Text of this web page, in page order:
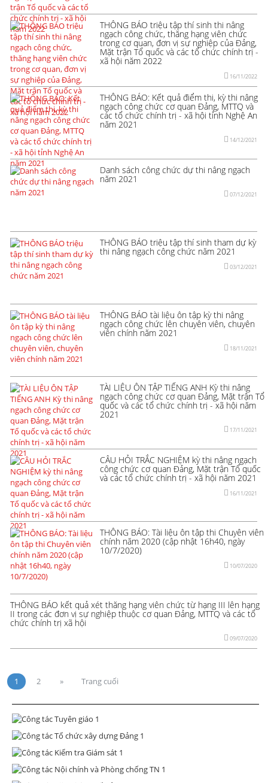
THÔNG BÁO triệu tập thí sinh thi nâng
ngạch công chức, thăng hạng viên chức
trong cơ quan, đơn vị sự nghiệp của Đảng,
Mặt trận Tổ quốc và các tổ chức chính trị -
xã hội năm 2022
16/11/2022
THÔNG BÁO: Kết quả điểm thi, kỳ thi nâng
ngạch công chức cơ quan Đảng, MTTQ và
các tổ chức chính trị - xã hội tỉnh Nghệ An
năm 2021
14/12/2021
Danh sách công chức dự thi nâng ngạch
năm 2021
07/12/2021
THÔNG BÁO triệu tập thí sinh tham dự kỳ
thi nâng ngạch công chức năm 2021
03/12/2021
THÔNG BÁO tài liệu ôn tập kỳ thi nâng
ngạch công chức lên chuyên viên, chuyên
viên chính năm 2021
18/11/2021
TÀI LIỆU ÔN TẬP TIẾNG ANH Kỳ thi nâng
ngạch công chức cơ quan Đảng, Mặt trận Tổ
quốc và các tổ chức chính trị - xã hội năm
2021
17/11/2021
CÂU HỎI TRẮC NGHIỆM kỳ thi nâng ngạch
công chức cơ quan Đảng, Mặt trận Tổ quốc
và các tổ chức chính trị - xã hội năm 2021
16/11/2021
THÔNG BÁO: Tài liệu ôn tập thi Chuyên viên
chính năm 2020 (cập nhật 16h40, ngày
10/7/2020)
10/07/2020
THÔNG BÁO kết quả xét thăng hạng viên chức từ hạng III lên hạng
II trong các đơn vị sự nghiệp thuộc cơ quan Đảng, MTTQ và các tổ
chức chính trị xã hội
09/07/2020
1 2 » Trang cuối